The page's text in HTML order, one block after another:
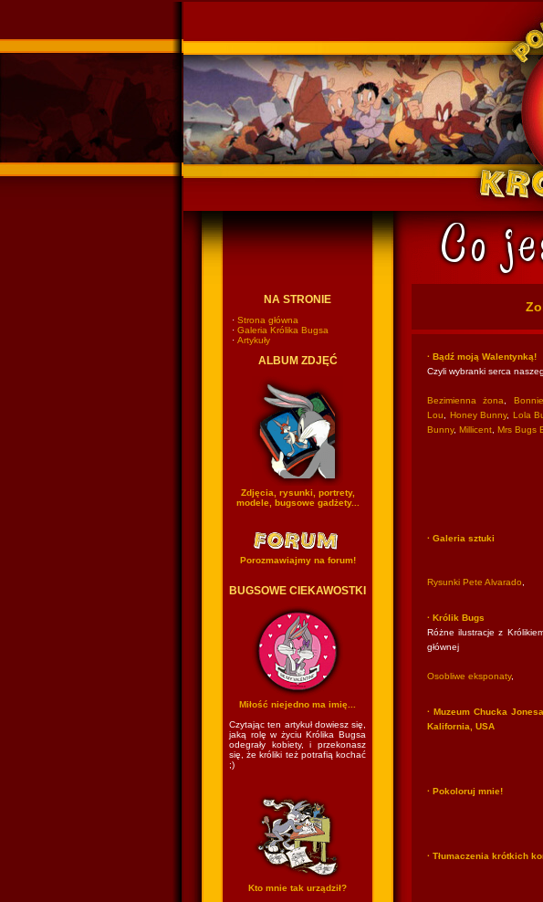
NA STRONIE
· Strona główna
· Galeria Królika Bugsa
· Artykuły
ALBUM ZDJĘĆ
Zdjęcia, rysunki, portrety,
modele, bugsowe gadżety...
Porozmawiajmy na forum!
BUGSOWE CIEKAWOSTKI
Miłość niejedno ma imię...
Czytając ten artykuł dowiesz się,
jaką rolę w życiu Królika Bugsa
odegrały kobiety, i przekonasz
się, że króliki też potrafią kochać
;)
Kto mnie tak urządził?
· Bądź moją Walentynką!
Czyli wybranki serca
Bezimienna żona
Lou
Honey Bunny, Lola
Bunny, Millicent Mrs Bugs
· Galeria sztuki
Rysunki Pete Alvarado
· Królik Bugs
Różne ilustracje z
głównej
Osobliwe eksponaty,
· Muzeum Chucka
Kalifornia, USA
· Pokoloruj mnie!
· Tłumaczenia krótkich